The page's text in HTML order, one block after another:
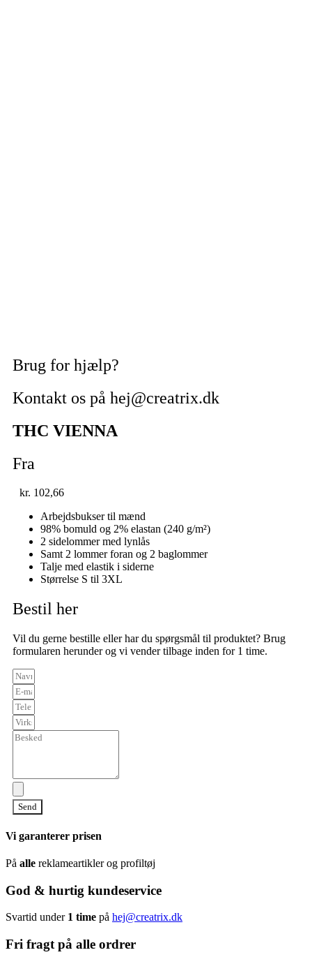
Brug for hjælp?
Kontakt os på hej@creatrix.dk
THC VIENNA
Fra
kr. 102,66
Arbejdsbukser til mænd
98% bomuld og 2% elastan (240 g/m²)
2 sidelommer med lynlås
Samt 2 lommer foran og 2 baglommer
Talje med elastik i siderne
Størrelse S til 3XL
Bestil her
Vil du gerne bestille eller har du spørgsmål til produktet? Brug
formularen herunder og vi vender tilbage inden for 1 time.
Send
Vi garanterer prisen
På alle reklameartikler og profiltøj
God & hurtig kundeservice
Svartid under 1 time på hej@creatrix.dk
Fri fragt på alle ordrer